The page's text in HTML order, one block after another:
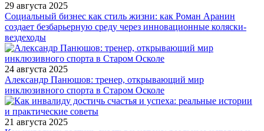
29 августа 2025
Социальный бизнес как стиль жизни: как Роман Аранин
создает безбарьерную среду через инновационные коляски-
вездеходы
24 августа 2025
Александр Панюшов: тренер, открывающий мир
инклюзивного спорта в Старом Осколе
21 августа 2025